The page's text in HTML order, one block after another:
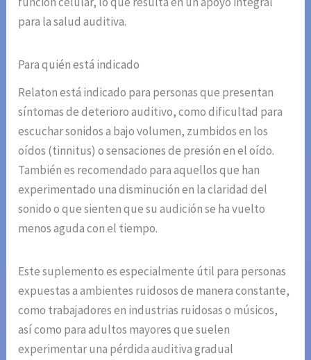
para la salud auditiva.
Para quién está indicado
Relaton está indicado para personas que presentan
síntomas de deterioro auditivo, como dificultad para
escuchar sonidos a bajo volumen, zumbidos en los
oídos (tinnitus) o sensaciones de presión en el oído.
También es recomendado para aquellos que han
experimentado una disminución en la claridad del
sonido o que sienten que su audición se ha vuelto
menos aguda con el tiempo.
Este suplemento es especialmente útil para personas
expuestas a ambientes ruidosos de manera constante,
como trabajadores en industrias ruidosas o músicos,
así como para adultos mayores que suelen
experimentar una pérdida auditiva gradual